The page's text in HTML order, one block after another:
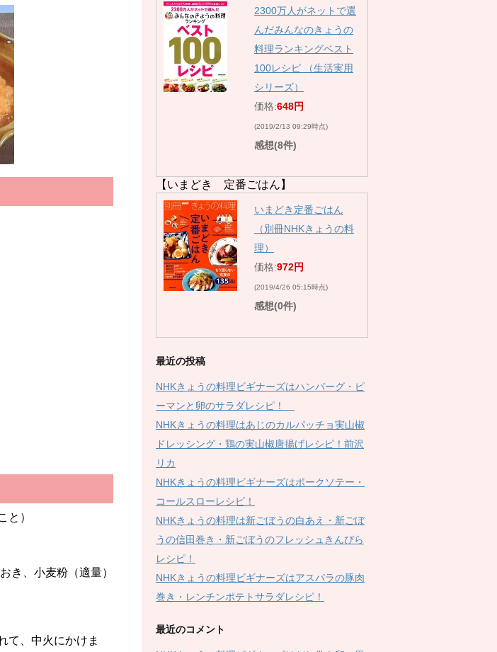
と）
き、小麦粉（適量）
て、中火にかけま
2300万人がネットで選
んだみんなのきょうの
料理ランキングベスト
100レシピ （生活実用
シリーズ）
価格:648円
(2019/2/13 09:29時点)
感想(8件)
【いまどき 定番ごはん】
いまどき定番ごはん
（別冊NHKきょうの料
理）
価格:972円
(2019/4/26 05:15時点)
感想(0件)
最近の投稿
NHKきょうの料理ビギナーズはハンバーグ・ピ
ーマンと卵のサラダレシピ！
NHKきょうの料理はあじのカルパッチョ実山椒
ドレッシング・鶏の実山椒唐揚げレシピ！前沢
リカ
NHKきょうの料理ビギナーズはポークソテー・
コールスローレシピ！
NHKきょうの料理は新ごぼうの白あえ・新ごぼ
うの信田巻き・新ごぼうのフレッシュきんぴら
レシピ！
NHKきょうの料理ビギナーズはアスパラの豚肉
巻き・レンチンポテトサラダレシピ！
最近のコメント